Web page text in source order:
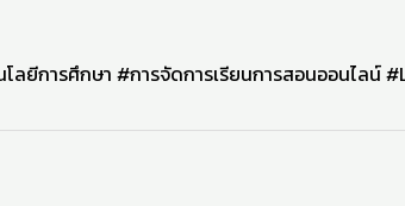
โลยีการศึกษา #การจัดการเรียนการสอนออนไลน์